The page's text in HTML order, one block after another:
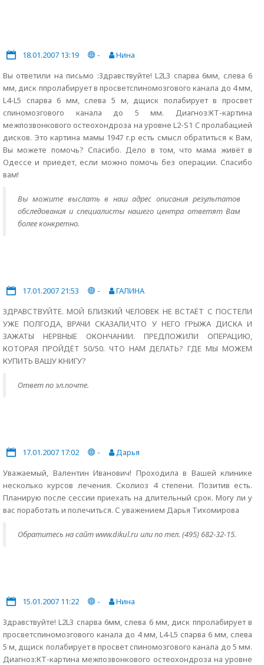
18.01.2007 13:19 -
Нина
Вы ответили на письмо :Здравствуйте! L2L3 спарва 6мм, слева 6
мм, диск ппролабирует в просветспиномозгового канала до 4 мм,
L4-L5 спарва 6 мм, слева 5 м, дщиск полабирует в просвет
спиномозгового канала до 5 мм. Диагноз:КТ-картина
межпозвонкового остеохондроза на уровне L2-S1 C пролабацией
дисков. Это картина мамы 1947 г.р есть смысл обратиться к Вам,
Вы можете помочь? Спасибо. Дело в том, что мама живёт в
Одессе и приедет, если можно помочь без операции. Спасибо
вам!
Вы можите выслать в наш адрес описания результатов
обследования и специалисты нашего центра ответят Вам
более конкретно.
17.01.2007 21:53 -
ГАЛИНА
ЗДРАВСТВУЙТЕ. МОЙ БЛИЗКИЙ ЧЕЛОВЕК НЕ ВСТАЁТ С ПОСТЕЛИ
УЖЕ ПОЛГОДА, ВРАЧИ СКАЗАЛИ,ЧТО У НЕГО ГРЫЖА ДИСКА И
ЗАЖАТЫ НЕРВНЫЕ ОКОНЧАНИИ. ПРЕДЛОЖИЛИ ОПЕРАЦИЮ,
КОТОРАЯ ПРОЙДЁТ 50/50. ЧТО НАМ ДЕЛАТЬ? ГДЕ МЫ МОЖЕМ
КУПИТЬ ВАШУ КНИГУ?
Ответ по эл.почте.
17.01.2007 17:02 -
Дарья
Уважаемый, Валентин Иванович! Проходила в Вашей клинике
несколько курсов лечения. Сколиоз 4 степени. Позитив есть.
Планирую после сессии приехать на длительный срок. Могу ли у
вас поработать и полечиться. С уважением Дарья Тихомирова
Обратитесь на сайт www.dikul.ru или по тел. (495) 682-32-15.
15.01.2007 11:22 -
Нина
Здравствуйте! L2L3 спарва 6мм, слева 6 мм, диск ппролабирует в
просветспиномозгового канала до 4 мм, L4-L5 спарва 6 мм, слева
5 м, дщиск полабирует в просвет спиномозгового канала до 5 мм.
Диагноз:КТ-картина межпозвонкового остеохондроза на уровне